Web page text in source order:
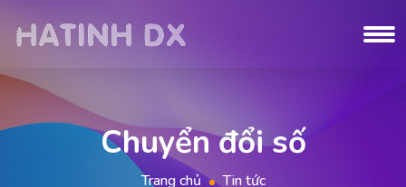
Chuyển đổi số
Trang chủ Tin tức